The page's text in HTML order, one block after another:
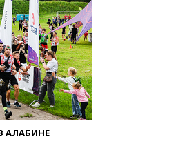
Швыдкой:
точно
году
ПВО за день
украинских
над Россией
Велосипедист
FPV-дрона в
области
АЛАБИНЕ